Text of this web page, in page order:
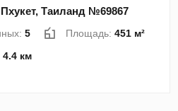
Таиланд №69867
5 Площадь:451 м²
4.4 км